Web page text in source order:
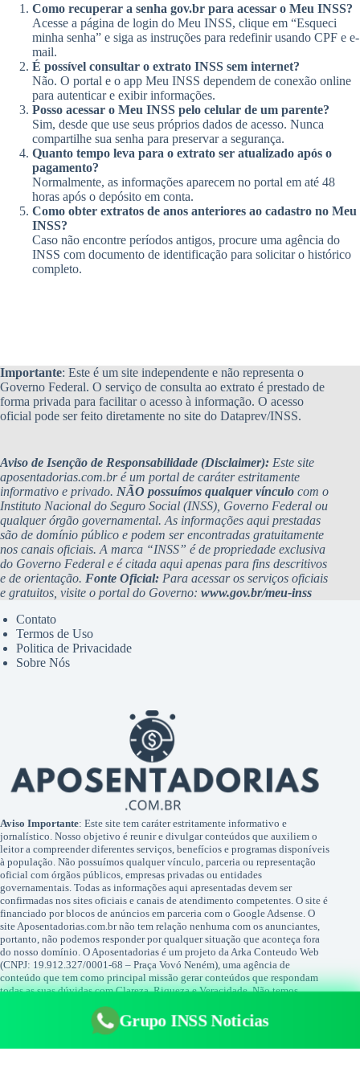
Como recuperar a senha gov.br para acessar o Meu INSS?
Acesse a página de login do Meu INSS, clique em “Esqueci
minha senha” e siga as instruções para redefinir usando CPF e e-
mail.
É possível consultar o extrato INSS sem internet?
Não. O portal e o app Meu INSS dependem de conexão online
para autenticar e exibir informações.
Posso acessar o Meu INSS pelo celular de um parente?
Sim, desde que use seus próprios dados de acesso. Nunca
compartilhe sua senha para preservar a segurança.
Quanto tempo leva para o extrato ser atualizado após o
pagamento?
Normalmente, as informações aparecem no portal em até 48
horas após o depósito em conta.
Como obter extratos de anos anteriores ao cadastro no Meu
INSS?
Caso não encontre períodos antigos, procure uma agência do
INSS com documento de identificação para solicitar o histórico
completo.
Importante: Este é um site independente e não representa o
Governo Federal. O serviço de consulta ao extrato é prestado de
forma privada para facilitar o acesso à informação. O acesso
oficial pode ser feito diretamente no site do Dataprev/INSS.
Aviso de Isenção de Responsabilidade (Disclaimer): Este site
aposentadorias.com.br é um portal de caráter estritamente
informativo e privado. NÃO possuímos qualquer vínculo com o
Instituto Nacional do Seguro Social (INSS), Governo Federal ou
qualquer órgão governamental. As informações aqui prestadas
são de domínio público e podem ser encontradas gratuitamente
nos canais oficiais. A marca “INSS” é de propriedade exclusiva
do Governo Federal e é citada aqui apenas para fins descritivos
e de orientação. Fonte Oficial: Para acessar os serviços oficiais
e gratuitos, visite o portal do Governo: www.gov.br/meu-inss
Contato
Termos de Uso
Politica de Privacidade
Sobre Nós
Aviso Importante: Este site tem caráter estritamente informativo e
jornalístico. Nosso objetivo é reunir e divulgar conteúdos que auxiliem o
leitor a compreender diferentes serviços, benefícios e programas disponíveis
à população. Não possuímos qualquer vínculo, parceria ou representação
oficial com órgãos públicos, empresas privadas ou entidades
governamentais. Todas as informações aqui apresentadas devem ser
confirmadas nos sites oficiais e canais de atendimento competentes. O site é
financiado por blocos de anúncios em parceria com o Google Adsense. O
site Aposentadorias.com.br não tem relação nenhuma com os anunciantes,
portanto, não podemos responder por qualquer situação que aconteça fora
do nosso domínio. O Aposentadorias é um projeto da Arka Conteudo Web
(CNPJ: 19.912.327/0001-68 – Praça Vovó Neném), uma agência de
conteúdo que tem como principal missão gerar conteúdos que respondam
todas as suas dúvidas com Clareza, Riqueza e Veracidade. Não temos
qualquer relação com Facebook ou Google. Nenhuma das duas empresas
tem qualquer relação nos conteúdos publicados pelo site. FACEBOOK® é
uma marca registada por FACEBOOK®, assim como GOOGLE® é uma
Grupo INSS Noticias